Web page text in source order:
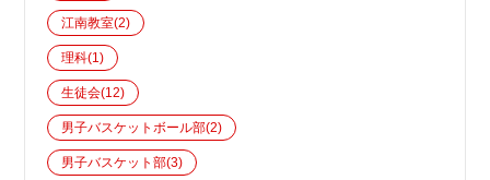
江南教室(2)
理科(1)
生徒会(12)
男子バスケットボール部(2)
男子バスケット部(3)